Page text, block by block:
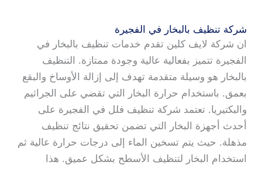
شركة تنظيف بالبخار في الفجيرة
ان شركة لايف كلين تقدم خدمات تنظيف بالبخار في
الفجيرة تتميز بفعالية عالية وجودة ممتازة. التنظيف
بالبخار هو وسيلة متقدمة تهدف إلى إزالة الأوساخ والبقع
بعمق. باستخدام حرارة البخار التي تقضي على الجراثيم
والبكتيريا. تعتمد شركة تنظيف فلل في الفجيرة على
أحدث أجهزة البخار التي تضمن تحقيق نتائج تنظيف
مذهلة. حيث يتم تسخين الماء إلى درجات حرارة عالية ثم
استخدام البخار لتنظيف الأسطح بشكل عميق. هذا